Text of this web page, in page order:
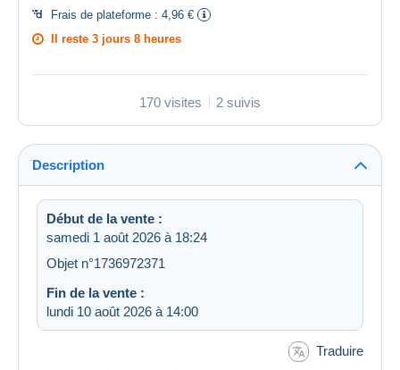
Frais de plateforme : 4,96 €
Il reste 3 jours 8 heures
170 visites 2 suivis
Description
Début de la vente :
samedi 1 août 2026 à 18:24
Objet n°1736972371
Fin de la vente :
lundi 10 août 2026 à 14:00
Traduire